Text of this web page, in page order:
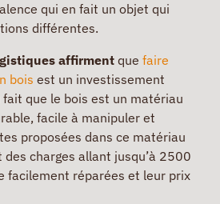
qui en fait un objet qui
différentes.
affirment que faire
bois est un investissement
fait que le bois est un matériau
facile à manipuler et
proposées dans ce matériau
charges allant jusqu’à 2500
facilement réparées et leur prix